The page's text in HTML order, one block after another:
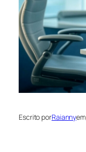
Escrito porRaiannyem